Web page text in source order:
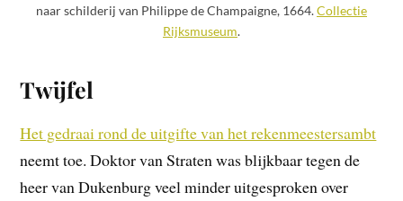
naar schilderij van Philippe de Champaigne, 1664.Collectie
Rijksmuseum.
Twijfel
Het gedraai rond de uitgifte van het rekenmeestersambt
neemt toe. Doktor van Straten was blijkbaar tegen de
heer van Dukenburg veel minder uitgesproken over